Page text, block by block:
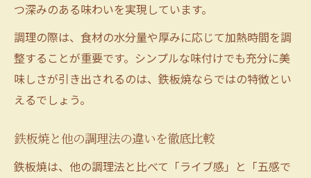
つ深みのある味わいを実現しています。
調理の際は、食材の水分量や厚みに応じて加熱時間を調
整することが重要です。シンプルな味付けでも充分に美
味しさが引き出されるのは、鉄板焼ならではの特徴とい
えるでしょう。
鉄板焼と他の調理法の違いを徹底比較
鉄板焼は、他の調理法と比べて「ライブ感」と「五感で